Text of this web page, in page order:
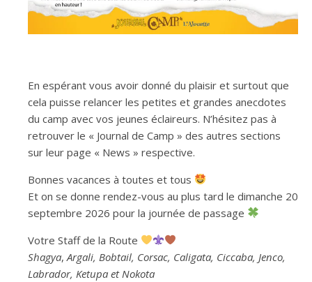
En espérant vous avoir donné du plaisir et surtout que
cela puisse relancer les petites et grandes anecdotes
du camp avec vos jeunes éclaireurs. N’hésitez pas à
retrouver le « Journal de Camp » des autres sections
sur leur page « News » respective.
Bonnes vacances à toutes et tous
Et on se donne rendez-vous au plus tard le dimanche 20
septembre 2026 pour la journée de passage
Votre Staff de la Route
Shagya, Argali, Bobtail, Corsac, Caligata, Ciccaba, Jenco,
Labrador, Ketupa et Nokota